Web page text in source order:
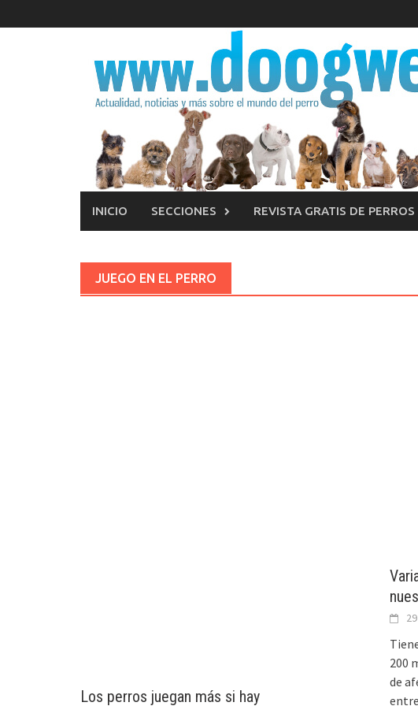
al
INICIO SECCIONES REVISTA GRATIS DE
JUEGO EN EL PERRO
Los perros juegan más si hay
200
de